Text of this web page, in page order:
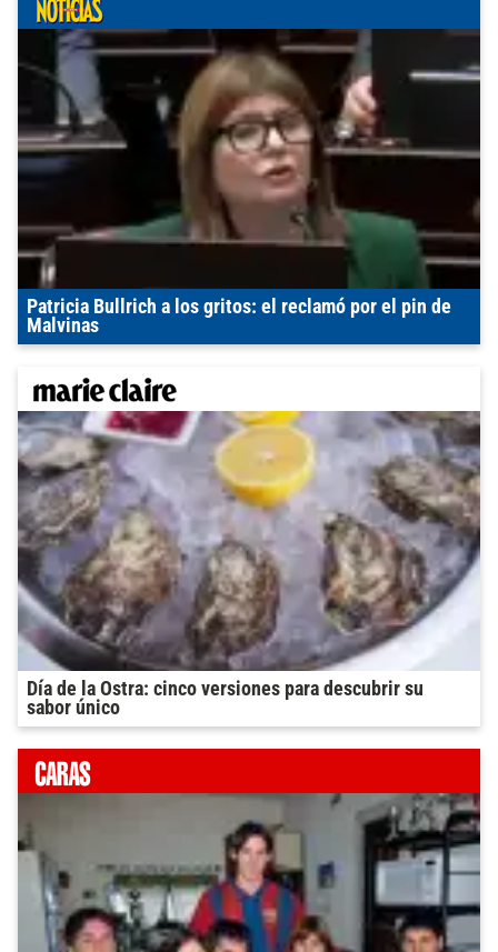
Patricia Bullrich a los gritos: el reclamó por el pin de
Malvinas
Día de la Ostra: cinco versiones para descubrir su
sabor único